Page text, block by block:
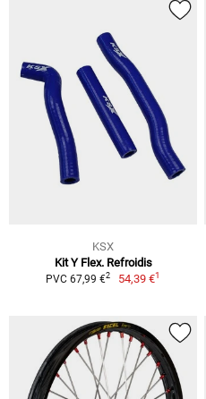
KSX
Kit Y Flex. Refroidis
PVC 67,99 €2 54,39 €1